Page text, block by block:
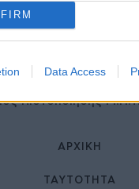
Data Access
- All rights
Πιστοποίησης
ΑΡΧΙΚΉ
ΤΑΥΤΌΤΗΤΑ